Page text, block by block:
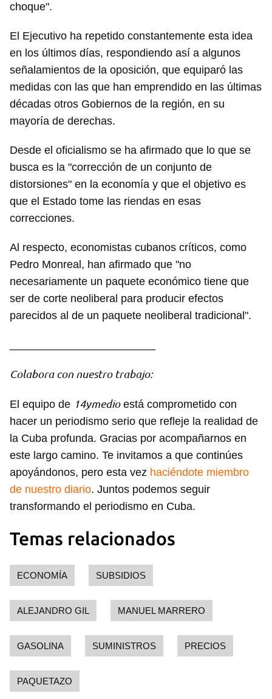
Guardar como favorito
Para poder guardar como favorito, primero has de
iniciar sesión con tu cuenta de 14ymedio.
choque".
El Ejecutivo ha repetido constantemente esta idea
en los últimos días, respondiendo así a algunos
señalamientos de la oposición, que equiparó las
medidas con las que han emprendido en las últimas
décadas otros Gobiernos de la región, en su
mayoría de derechas.
Desde el oficialismo se ha afirmado que lo que se
busca es la "corrección de un conjunto de
distorsiones" en la economía y que el objetivo es
que el Estado tome las riendas en esas
correcciones.
Al respecto, economistas cubanos críticos, como
Pedro Monreal, han afirmado que "no
necesariamente un paquete económico tiene que
ser de corte neoliberal para producir efectos
parecidos al de un paquete neoliberal tradicional".
Colabora con nuestro trabajo:
El equipo de 14ymedioestá comprometido con
hacer un periodismo serio que refleje la realidad de
la Cuba profunda. Gracias por acompañarnos en
este largo camino. Te invitamos a que continúes
apoyándonos, pero esta vez haciéndote miembro
de nuestro diario. Juntos podemos seguir
transformando el periodismo en Cuba.
Temas relacionados
ECONOMÍA SUBSIDIOS
ALEJANDRO GIL MANUEL MARRERO
GASOLINA SUMINISTROS PRECIOS
PAQUETAZO